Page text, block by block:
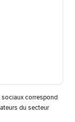
correspond
du secteur